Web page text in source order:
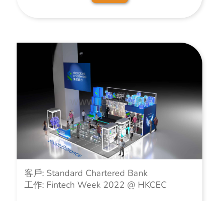
客戶: Standard Chartered Bank
工作: Fintech Week 2022 @ HKCEC